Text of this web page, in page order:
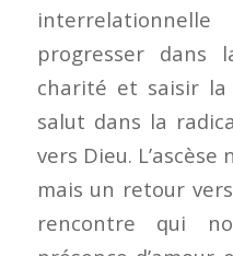
progresser dans
charité et saisir la
salut dans la
vers Dieu. L’ascèse
mais un retour
rencontre qui